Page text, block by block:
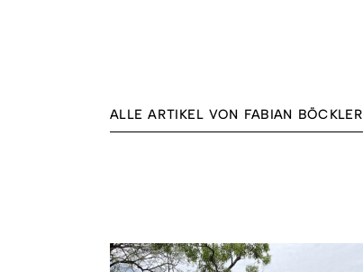
ALLE ARTIKEL VON FABIAN BÖCKLER